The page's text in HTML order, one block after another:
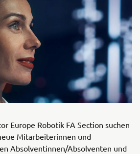
Europe Robotik FA Section suchen
Mitarbeiterinnen und
Absolventinnen/Absolventen und